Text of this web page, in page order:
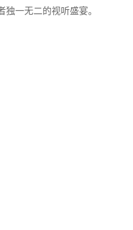
一无二的视听盛宴。